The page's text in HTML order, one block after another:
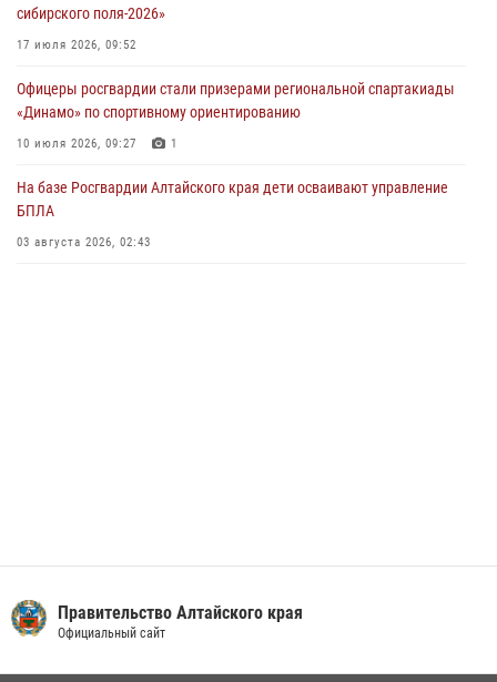
Сотрудники Росгвардии провели встречу с юными пограничниками
03 июля 2026, 04:03
Управление Росгвардии по Алтайскому краю провело для детей
02 июля 2026, 00:55
В краевом управлении вневедомственной охраны Росгвардии по
сибирского поля-2026»
17 июля 2026, 09:52
Офицеры росгвардии стали призерами региональной спартакиады
«Динамо» по спортивному ориентированию
10 июля 2026, 09:27 1
На базе Росгвардии Алтайского края дети осваивают управление
БПЛА
03 августа 2026, 02:43
Правительство Алтайского края
Официальный сайт